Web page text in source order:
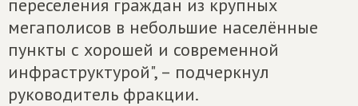
переселения граждан из крупных
мегаполисов в небольшие населённые
пункты с хорошей и современной
инфраструктурой", – подчеркнул
руководитель фракции.